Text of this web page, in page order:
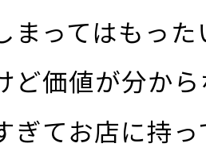
まってはもっ
ど価値が分か
ぎてお店に持